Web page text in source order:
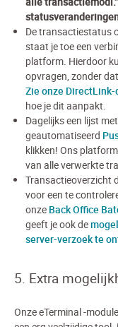
De transactiestatus
staat je toe een
platform. Hierdoor
opvragen, zonder
Zie onze
hoe je dit aanpakt.
Dagelijks een lijst
geautomatiseerd
klikken! Ons
van alle verwerkte
Transactieoverzicht
voor een te
onze Back Office
geeft je ook de
server-verzoek te
5. Extra
Onze eTerminal -